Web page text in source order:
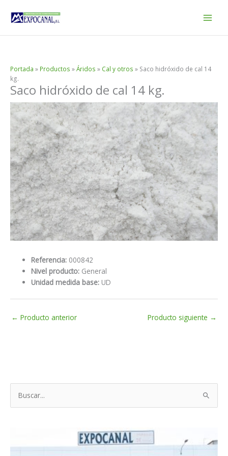
Portada » Productos »Áridos » Cal y otros » Saco hidróxido de cal 14
kg.
Saco hidróxido de cal 14 kg.
Referencia: 000842
Nivel producto: General
Unidad medida base: UD
← Producto anterior Producto siguiente →